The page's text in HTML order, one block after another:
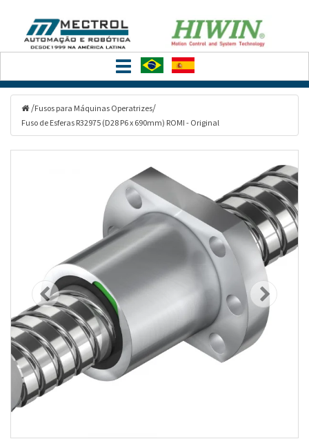
Toggle
navigation
/Fusos para Máquinas Operatrizes/
Fuso de Esferas R32975 (D28 P6 x 690mm) ROMI - Original
Filtrar
Categorias